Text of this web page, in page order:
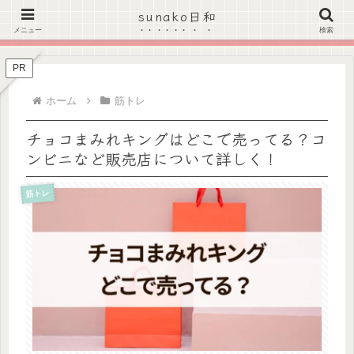
＼Amazonのタイムセールがお得★こちらをクリック！／
PR
ホーム 筋トレ
チョコまみれキングはどこで売ってる？コ
ンビニなど販売店について詳しく！
筋トレ
メニュー
sunako日和
検索